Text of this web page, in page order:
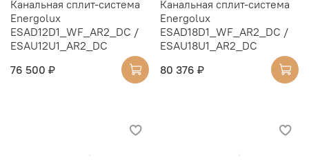
Канальная сплит-система
Energolux
ESAD12D1_WF_AR2_DC /
ESAU12U1_AR2_DC
76 500 ₽
Канальная сплит-система
Energolux
ESAD18D1_WF_AR2_DC /
ESAU18U1_AR2_DC
80 376 ₽